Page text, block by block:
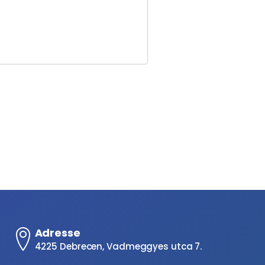
Adresse
4225 Debrecen, Vadmeggyes utca 7.